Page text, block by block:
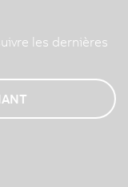
les dernières